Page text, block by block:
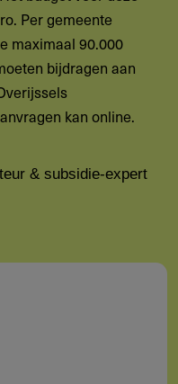
Per gemeente
maximaal 90.000
bijdragen aan
kan online.
& subsidie-expert